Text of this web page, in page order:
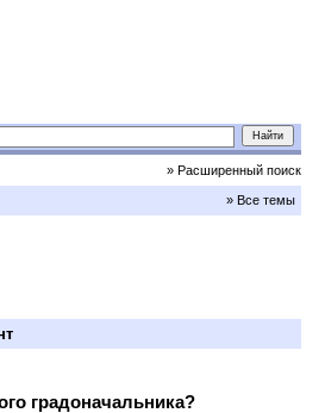
» Расширенный поиск
» Все темы
градоначальника?